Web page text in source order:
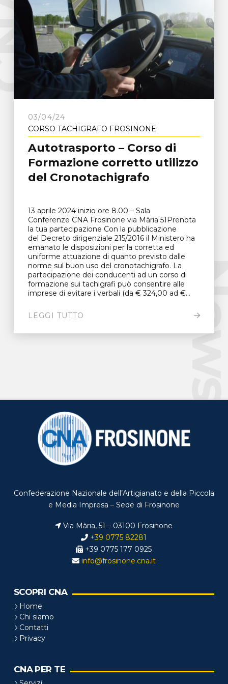
03/04/24
CORSO TACHIGRAFO FROSINONE
Autotrasporto – Corso di
Formazione corretto utilizzo
del Cronotachigrafo
13 aprile 2024 inizio ore 8.00 – Sala
Conferenze CNA Frosinone via Mària 51Prenota
la tua partecipazione Con la pubblicazione
del Decreto dirigenziale 215/2016 il Ministero ha
emanato le disposizioni per la corretta ed
uniforme attuazione di quanto previsto dalle
norme sul buon uso del cronotachigrafo. La
partecipazione dei conducenti ad un corso di
formazione sui tachigrafi può consentire alle
imprese di evitare i verbali (da € 324,00 ad €...
LEGGI TUTTO
Confederazione Nazionale dell’Artigianato e della Piccola
e Media Impresa – Sede di Frosinone
Via Mària, 51 – 03100 Frosinone
+39 0775 82281
+39 0775 177 0925
info@frosinone.cna.it
SCOPRI CNA
Home
Chi siamo
Contatti
Privacy
CNA PER TE